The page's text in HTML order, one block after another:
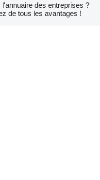
des entreprises ?
de tous les avantages !